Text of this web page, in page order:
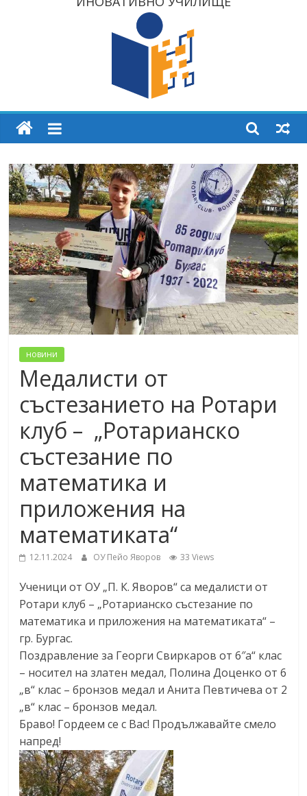
новини
Медалисти от
състезанието на Ротари
клуб – „Ротарианско
състезание по
математика и
приложения на
математиката“
12.11.2024 ОУ Пейо Яворов 33 Views
Ученици от ОУ „П. К. Яворов“ са медалисти от
Ротари клуб – „Ротарианско състезание по
математика и приложения на математиката“ –
гр. Бургас.
Поздравление за Георги Свиркаров от 6″а“ клас
– носител на златен медал, Полина Доценко от 6
„в“ клас – бронзов медал и Анита Певтичева от 2
„в“ клас – бронзов медал.
Браво! Гордеем се с Вас! Продължавайте смело
напред!